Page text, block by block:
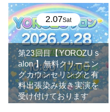
2.07Sat
第23回目【YOROZU s
alon 】無料クリーニン
グカウンセリングと有
料出張染み抜き実演を
受け付けております